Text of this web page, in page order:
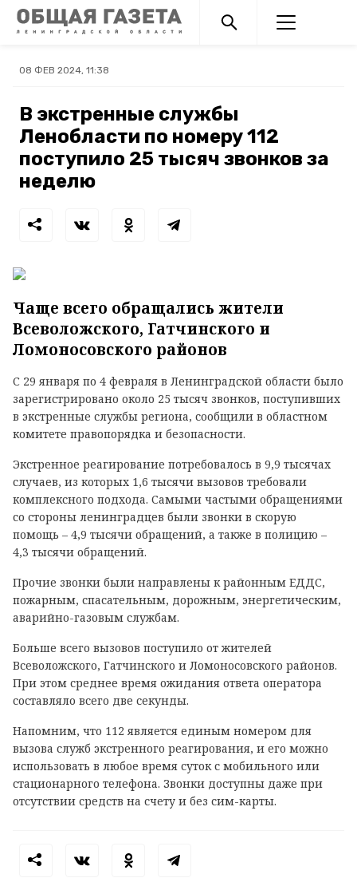
08 ФЕВ 2024, 11:38
В экстренные службы
Ленобласти по номеру 112
поступило 25 тысяч звонков за
неделю
Чаще всего обращались жители
Всеволожского, Гатчинского и
Ломоносовского районов
С 29 января по 4 февраля в Ленинградской области было
зарегистрировано около 25 тысяч звонков, поступивших
в экстренные службы региона, сообщили в областном
комитете правопорядка и безопасности.
Экстренное реагирование потребовалось в 9,9 тысячах
случаев, из которых 1,6 тысячи вызовов требовали
комплексного подхода. Самыми частыми обращениями
со стороны ленинградцев были звонки в скорую
помощь – 4,9 тысячи обращений, а также в полицию –
4,3 тысячи обращений.
Прочие звонки были направлены к районным ЕДДС,
пожарным, спасательным, дорожным, энергетическим,
аварийно-газовым службам.
Больше всего вызовов поступило от жителей
Всеволожского, Гатчинского и Ломоносовского районов.
При этом среднее время ожидания ответа оператора
составляло всего две секунды.
Напомним, что 112 является единым номером для
вызова служб экстренного реагирования, и его можно
использовать в любое время суток с мобильного или
стационарного телефона. Звонки доступны даже при
отсутствии средств на счету и без сим-карты.